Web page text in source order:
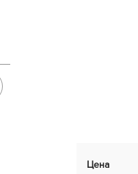
Цена